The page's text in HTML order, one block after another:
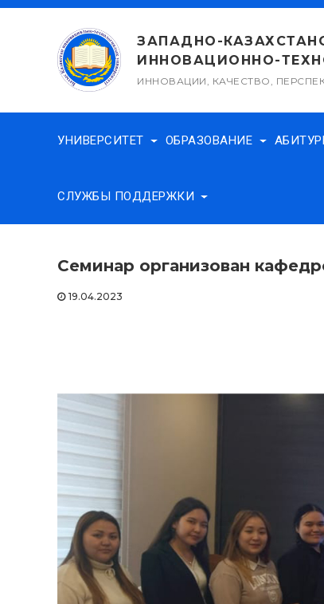
Перейти
содержимому
ЗАПАДНО-
ИННОВАЦИОННО-
ИННОВАЦИИ, КАЧЕСТВО,
УНИВЕРСИТЕТ ОБРАЗОВАНИЕ
СЛУЖБЫ ПОДДЕРЖКИ
Семинар организован
19.04.2023